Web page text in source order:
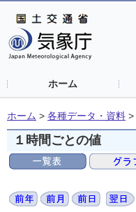
ホーム
ホーム > 各種データ・資料 >
１時間ごとの値